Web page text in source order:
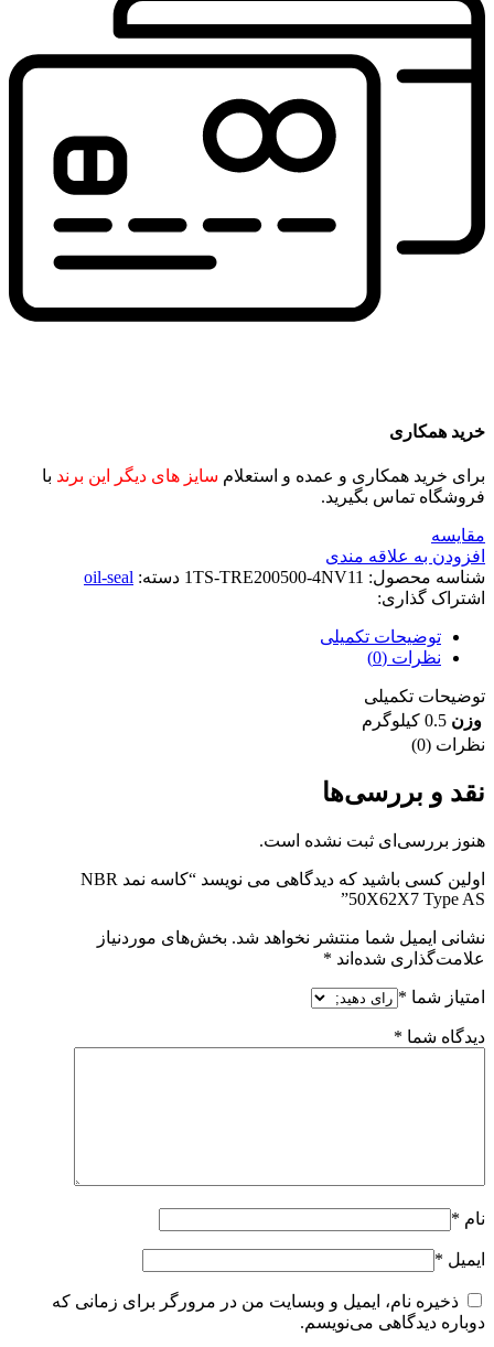
خرید همکاری
برای خرید همکاری و عمده و استعلام سایز های دیگر این برند با
فروشگاه تماس بگیرید.
مقايسه
افزودن به علاقه مندی
شناسه محصول: 1TS-TRE200500-4NV11 دسته: oil-seal
اشتراک گذاری:
توضیحات تکمیلی
نظرات (0)
توضیحات تکمیلی
وزن 0.5 کیلوگرم
نظرات (0)
نقد و بررسی‌ها
هنوز بررسی‌ای ثبت نشده است.
اولین کسی باشید که دیدگاهی می نویسد “کاسه نمد NBR
50X62X7 Type AS”
نشانی ایمیل شما منتشر نخواهد شد. بخش‌های موردنیاز
علامت‌گذاری شده‌اند *
امتیاز شما *
دیدگاه شما *
نام *
ایمیل *
ذخیره نام، ایمیل و وبسایت من در مرورگر برای زمانی که
دوباره دیدگاهی می‌نویسم.